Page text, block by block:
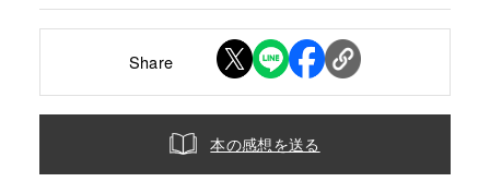
Share
本の感想を送る